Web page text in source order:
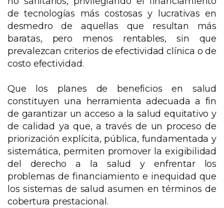
de tecnologías más costosas y lucrativas en
desmedro de aquellas que resultan más
baratas, pero menos rentables, sin que
prevalezcan criterios de efectividad clínica o de
costo efectividad.
Que los planes de beneficios en salud
constituyen una herramienta adecuada a fin
de garantizar un acceso a la salud equitativo y
de calidad ya que, a través de un proceso de
priorización explícita, pública, fundamentada y
sistemática, permiten promover la exigibilidad
del derecho a la salud y enfrentar los
problemas de financiamiento e inequidad que
los sistemas de salud asumen en términos de
cobertura prestacional.